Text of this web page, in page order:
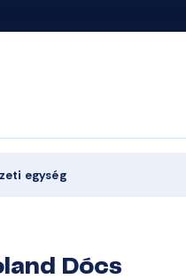
egység
Dócs